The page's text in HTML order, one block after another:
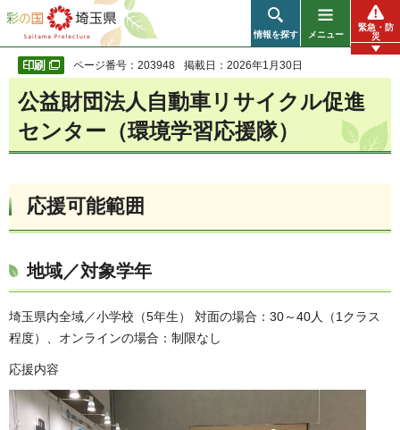
彩の国 埼玉県
情報を探す メニュー
緊急・防
災
ページ番号：203948 掲載日：2026年1月30日
公益財団法人自動車リサイクル促進
センター（環境学習応援隊）
応援可能範囲
地域／対象学年
埼玉県内全域／小学校（5年生） 対面の場合：30～40人（1クラス
程度）、オンラインの場合：制限なし
応援内容